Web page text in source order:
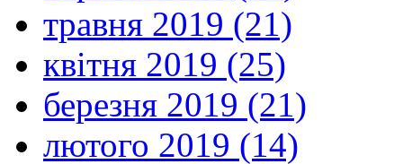
травня 2019 (21)
квітня 2019 (25)
березня 2019 (21)
лютого 2019 (14)